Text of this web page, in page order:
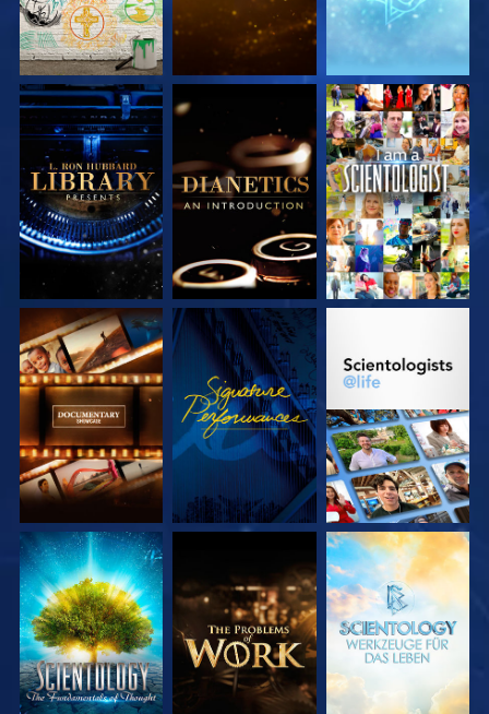
SERIE
ENTDECKEN
ENTDECKEN
ANSEHEN
SERIE
ENTDECKEN
ANSEHEN
SERIE
SERIE
ENTDECKEN
SERIE
ENTDECKEN
SERIE
ENTDECKEN